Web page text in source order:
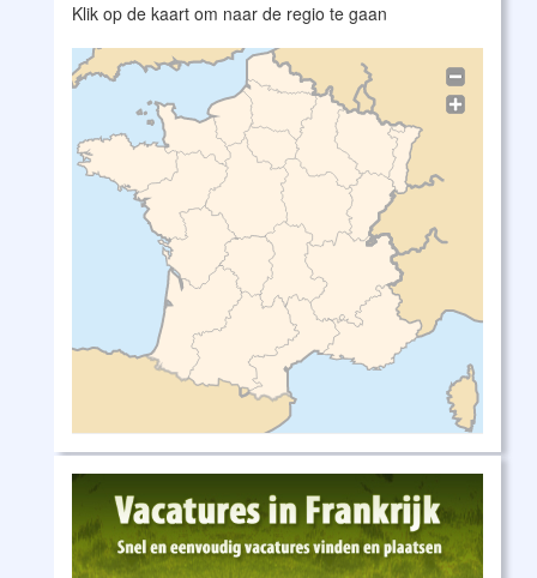
Klik op de kaart om naar de regio te gaan